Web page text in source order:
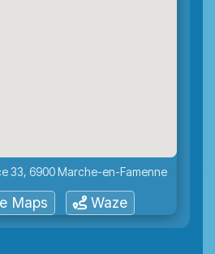
33, 6900 Marche-en-Famenne
Maps Waze